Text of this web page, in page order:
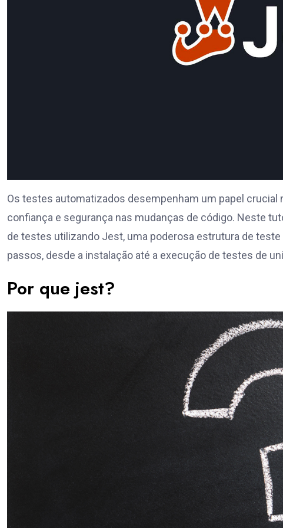
Os testes automatizados desempenham um papel
confiança e segurança nas mudanças de código. Neste
de testes utilizando Jest, uma poderosa estrutura de
passos, desde a instalação até a execução de testes de
Por que jest?